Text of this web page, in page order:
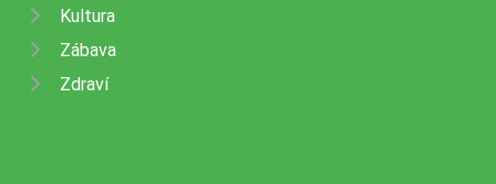
Kultura
Zábava
Zdraví